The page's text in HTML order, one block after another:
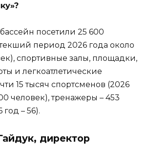
посетили 25 600
период 2026 года около
спортивные залы, площадки,
и легкоатлетические
15 тысяч спортсменов (2026
человек), тренажеры – 453
год – 56).
директор